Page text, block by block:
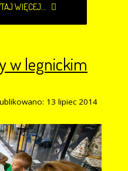
WIĘCEJ...
w legnickim
13 lipiec 2014